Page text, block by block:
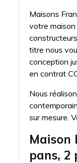
Maisons
votre
titre nous
conception
en contrat
Nous
sur mesure.
Maison
pans, 2